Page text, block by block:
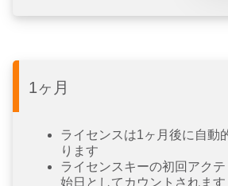
1ヶ月
ライセンスは1ヶ月後に自動
ります
ライセンスキーの初回アク
始日としてカウントされます